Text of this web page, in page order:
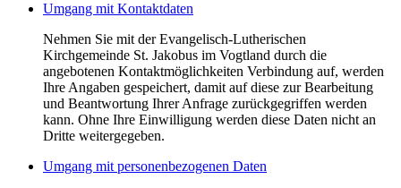
Umgang mit Kontaktdaten
Nehmen Sie mit der Evangelisch-Lutherischen
Kirchgemeinde St. Jakobus im Vogtland durch die
angebotenen Kontaktmöglichkeiten Verbindung auf, werden
Ihre Angaben gespeichert, damit auf diese zur Bearbeitung
und Beantwortung Ihrer Anfrage zurückgegriffen werden
kann. Ohne Ihre Einwilligung werden diese Daten nicht an
Dritte weitergegeben.
Umgang mit personenbezogenen Daten